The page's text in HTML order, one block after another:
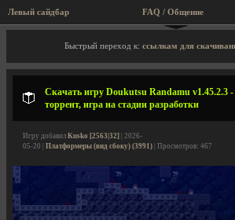
Левый сайдбар FAQ / Общение
Описание игры, торрент,
Быстрый переход к: ссылкам для
Скачать игру Doukutsu Randamu v1.45.2.3 -
торрент, игра на стадии разработки
Игру добавил Kusko [2563|32] | 2026-
05-20 | Платформеры (вид сбоку) (3991) | Просмотров: 467